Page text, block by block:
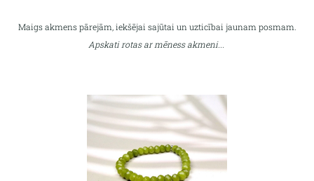
Maigs akmens pārejām, iekšējai sajūtai un uzticībai jaunam posmam.
Apskati rotas ar mēness akmeni...